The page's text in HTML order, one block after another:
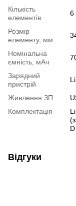
Кількість
елементів
6
Розмір
елементу, мм
Номінальна
ємність, мАч
Зарядний
пристрій
Живлення ЗП
Комплектація
Відгуки